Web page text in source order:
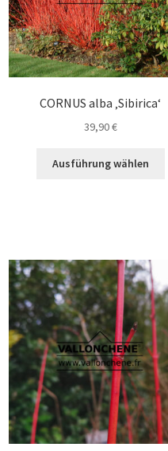
CORNUS alba ‚Sibirica‘
39,90€
Ausführung wählen